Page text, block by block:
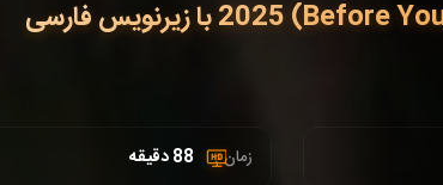
زمان : 88 دقیقه